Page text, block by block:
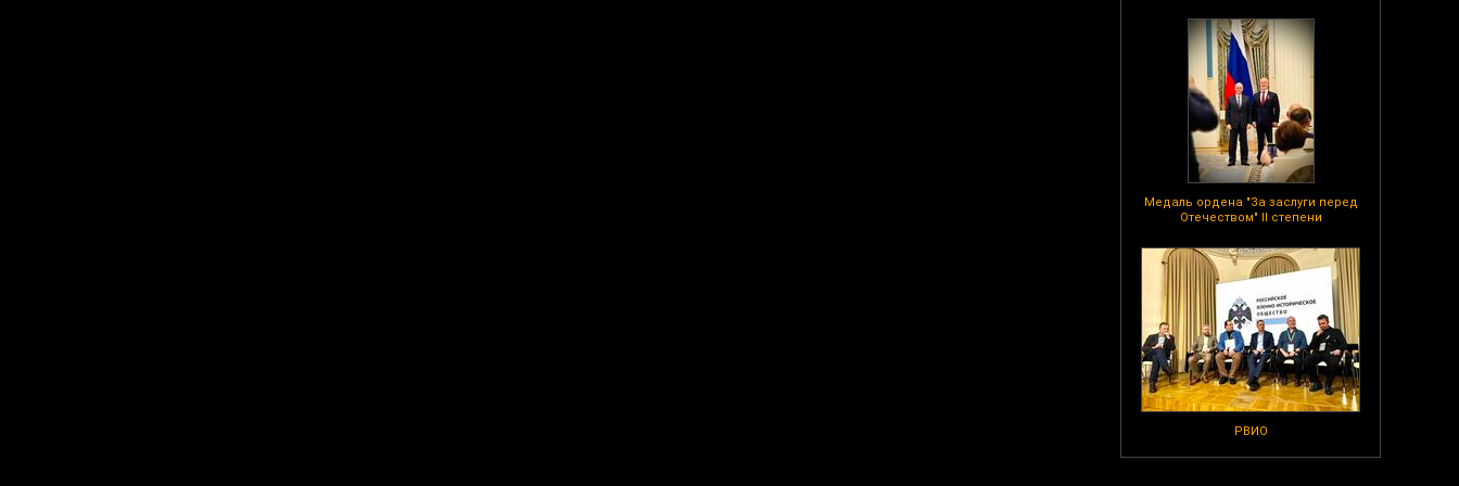
Медаль ордена "За заслуги перед
Отечеством" II степени
РВИО